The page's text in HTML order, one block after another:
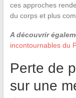
ces approches
du corps et plus
A découvrir
incontournables du
Perte de
sur une